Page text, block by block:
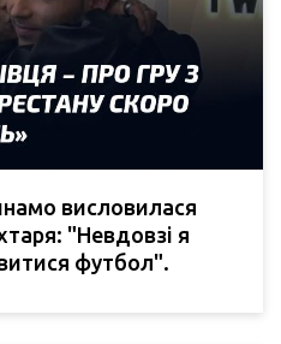
висловилася
"Невдовзі я
футбол".